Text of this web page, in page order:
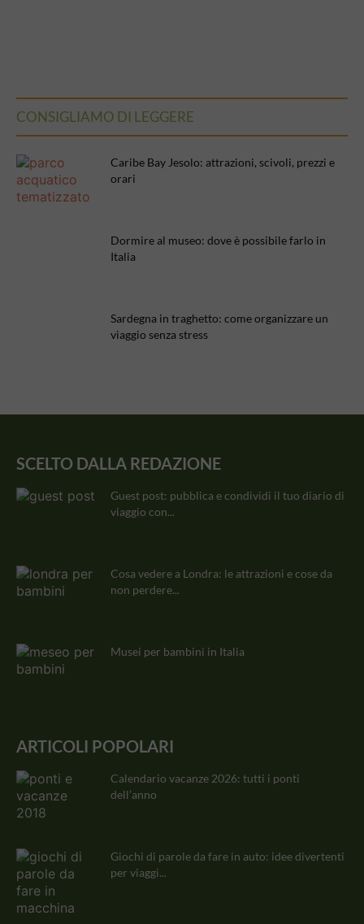
CONSIGLIAMO DI LEGGERE
Caribe Bay Jesolo: attrazioni, scivoli, prezzi e
orari
Dormire al museo: dove è possibile farlo in
Italia
Sardegna in traghetto: come organizzare un
viaggio senza stress
SCELTO DALLA REDAZIONE
Guest post: pubblica e condividi il tuo diario di
viaggio con...
Cosa vedere a Londra: le attrazioni e cose da
non perdere...
Musei per bambini in Italia
ARTICOLI POPOLARI
Calendario vacanze 2026: tutti i ponti
dell’anno
Giochi di parole da fare in auto: idee divertenti
per viaggi...